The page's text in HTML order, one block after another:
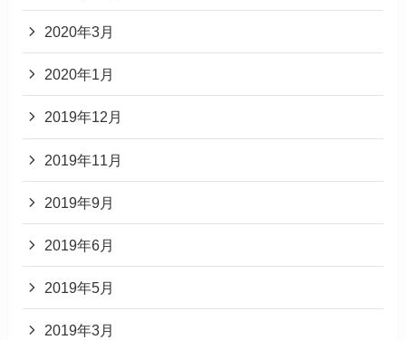
2020年3月
2020年1月
2019年12月
2019年11月
2019年9月
2019年6月
2019年5月
2019年3月